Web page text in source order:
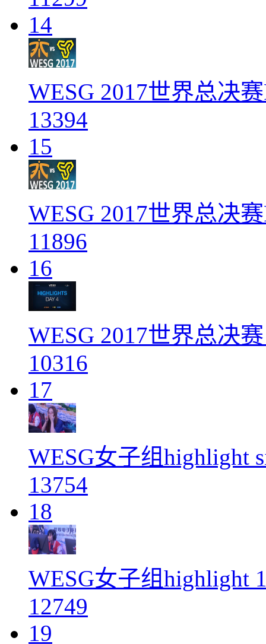
14
WESG 2017世界总决
13394
15
WESG 2017世界总决
11896
16
WESG 2017世界总决
10316
17
WESG女子组highlight
13754
18
WESG女子组highlight
12749
19